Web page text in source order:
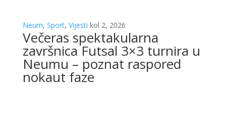
Neum, Sport, Vijesti kol 2, 2026
Večeras spektakularna
završnica Futsal 3×3 turnira u
Neumu – poznat raspored
nokaut faze